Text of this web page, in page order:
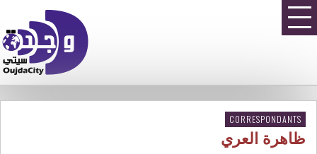
CORRESPONDANTS
ظاهرة العري